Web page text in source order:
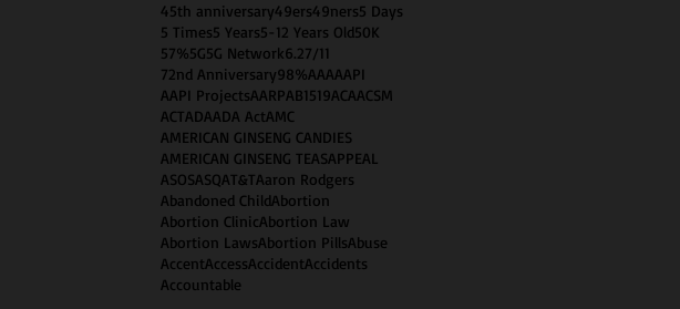
45th anniversary49ers49ners5 Days
5 Times5 Years5-12 Years Old50K
57%5G5G Network6.27/11
72nd Anniversary98%AAAAAPI
AAPI ProjectsAARPAB1519ACAACSM
ACTADAADA ActAMC
AMERICAN GINSENG CANDIES
AMERICAN GINSENG TEASAPPEAL
ASOSASQAT&TAaron Rodgers
Abandoned ChildAbortion
Abortion ClinicAbortion Law
Abortion LawsAbortion PillsAbuse
AccentAccessAccidentAccidents
Accountable